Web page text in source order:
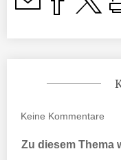
Keine Kommentare
Zu diesem Thema